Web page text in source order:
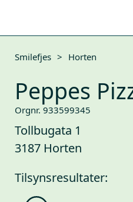
Smilefjes > Horten
Peppes
Orgnr. 933599345
Tollbugata 1
3187 Horten
Tilsynsresultater: